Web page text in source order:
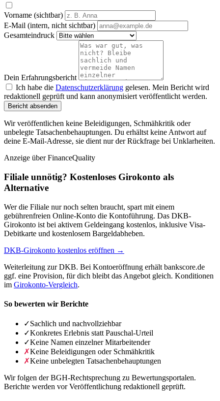
Vorname (sichtbar)
E-Mail (intern, nicht sichtbar)
Gesamteindruck
Dein Erfahrungsbericht
Ich habe die Datenschutzerklärung gelesen. Mein Bericht wird
redaktionell geprüft und kann anonymisiert veröffentlicht werden.
Bericht absenden
Wir veröffentlichen keine Beleidigungen, Schmähkritik oder
unbelegte Tatsachenbehauptungen. Du erhältst keine Antwort auf
deine E-Mail-Adresse, sie dient nur der Rückfrage bei Unklarheiten.
Anzeige über FinanceQuality
Filiale unnötig? Kostenloses Girokonto als
Alternative
Wer die Filiale nur noch selten braucht, spart mit einem
gebührenfreien Online-Konto die Kontoführung. Das DKB-
Girokonto ist bei aktivem Geldeingang kostenlos, inklusive Visa-
Debitkarte und kostenlosem Bargeldabheben.
DKB-Girokonto kostenlos eröffnen →
Weiterleitung zur DKB. Bei Kontoeröffnung erhält bankscore.de
ggf. eine Provision, für dich bleibt das Angebot gleich. Konditionen
im Girokonto-Vergleich.
So bewerten wir Berichte
✓Sachlich und nachvollziehbar
✓Konkretes Erlebnis statt Pauschal-Urteil
✓Keine Namen einzelner Mitarbeitender
✗Keine Beleidigungen oder Schmähkritik
✗Keine unbelegten Tatsachenbehauptungen
Wir folgen der BGH-Rechtsprechung zu Bewertungsportalen.
Berichte werden vor Veröffentlichung redaktionell geprüft.